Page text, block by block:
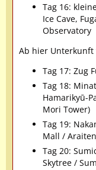
Tag 16:
Ice Cave,
Observatory
Ab hier Unterkunft
Tag 17: Zug
Tag 18:
Hamarikyū-
Mori Tower)
Tag 19:
Mall /
Tag 20:
Skytree /